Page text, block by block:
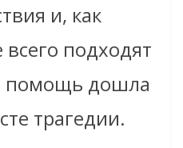
и, как
подходят
помощь дошла
трагедии.